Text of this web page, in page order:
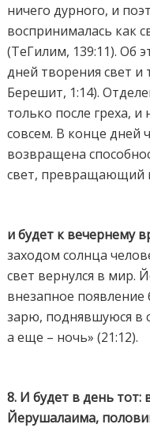
ничего дурного, и
воспринималась как
(ТеГилим, 139:11). Об
дней творения свет и
Берешит, 1:14).
только после греха, и
совсем. В конце дней
возвращена
свет, превращающий
и будет к вечернему
заходом солнца
свет вернулся в мир.
внезапное
зарю, поднявшуюся в
а еще – ночь» (21:12).
8. И будет в день
Йерушалаима,